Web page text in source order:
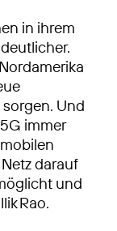
in ihrem
Und
immer
darauf
und
Rao.